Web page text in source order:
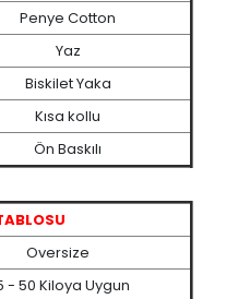
Penye Cotton
Yaz
Biskilet Yaka
Kısa kollu
Ön Baskılı
Oversize
- 50 Kiloya Uygun